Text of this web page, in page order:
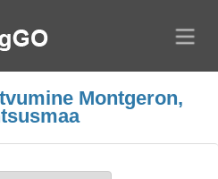
Montgeron,